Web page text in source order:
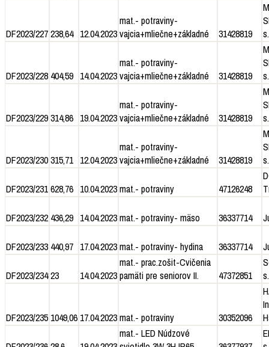
DF2023/227238,64 12.04.2023
mat.- potraviny-
vajcia+mliečne+základné
31428819
DF2023/228 404,59 14.04.2023
mat.- potraviny-
vajcia+mliečne+základné
31428819
DF2023/229314,86 19.04.2023
mat.- potraviny-
vajcia+mliečne+základné
31428819
DF2023/230315,71 12.04.2023
mat.- potraviny-
vajcia+mliečne+základné
31428819
DF2023/231628,76 10.04.2023mat.- potraviny 47126248
DF2023/232 436,29 14.04.2023mat.- potraviny- mäso 36337714
DF2023/233 440,97 17.04.2023mat.- potraviny- hydina 36337714
DF2023/23423 14.04.2023
mat.- prac.zošit-Cvičenia
pamäti pre seniorov II.
47372851
DF2023/235 1049,06 17.04.2023mat.- potraviny 30352096
mat.- LED Núdzové